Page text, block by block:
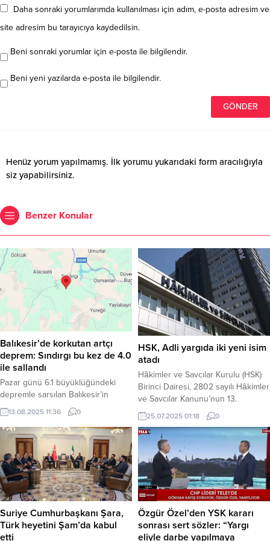
Daha sonraki yorumlarımda kullanılması için adım, e-posta adresim ve
site adresim bu tarayıcıya kaydedilsin.
Beni sonraki yorumlar için e-posta ile bilgilendir.
Beni yeni yazılarda e-posta ile bilgilendir.
Henüz yorum yapılmamış. İlk yorumu yukarıdaki form aracılığıyla
siz yapabilirsiniz.
Benzer Konular
Balıkesir’de korkutan artçı
deprem: Sındırgı bu kez de 4.0
ile sallandı
Pazar günü 6.1 büyüklüğündeki
depremle sarsılan Balıkesir’in
Sındırgı ilçesinde şiddetli artçı
sarsıntılar devam ediyor. Kandilli
Rasathanesi, bugün saat 11:11’de
bölgede 4.0 büyüklüğünde bir artçı
deprem daha kaydedildiğini
duyurdu. Haber Merkezi – Pazar
günü meydana gelen ve 1 kişinin
hayatını kaybettiği, 29 kişinin de
yaralandığı Sındırgı depreminin
ardından bölgedeki sismik
hareketlilik...
13.08.2025 11:36 0
HSK, Adli yargıda iki yeni isim
atadı
Hâkimler ve Savcılar Kurulu (HSK)
Birinci Dairesi, 2802 sayılı Hâkimler
ve Savcılar Kanunu’nun 13.
maddesi gereğince, adli yargı
hâkim ve Cumhuriyet savcısı
adaylarının atama işlemlerini
tamamladı.ı. 11 Temmuz 2025
tarihinde yapılan kura çekimi
sonucunda belirlenen atamalar,
bugünkü Resmi Gazete’de
kamuoyuyla paylaşıldı. Söz konusu
atama kararlarına göre, Cumhuriyet
Savcısı adayı Furkan...
25.07.2025 01:18 0
Suriye Cumhurbaşkanı Şara,
Türk heyetini Şam’da kabul
etti
Özgür Özel’den YSK kararı
sonrası sert sözler: “Yargı
eliyle darbe yapılmaya